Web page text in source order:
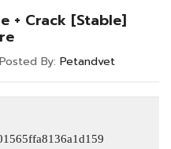
+ Crack [Stable]
Posted By: Petandvet